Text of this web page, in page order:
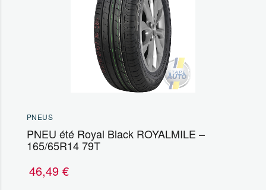
PNEUS
PNEU été Royal Black ROYALMILE –
165/65R14 79T
46,49 €